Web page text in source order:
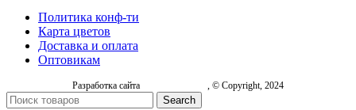
Политика конф-ти
Карта цветов
Доставка и оплата
Оптовикам
Разработка сайта , © Copyright, 2024
Search